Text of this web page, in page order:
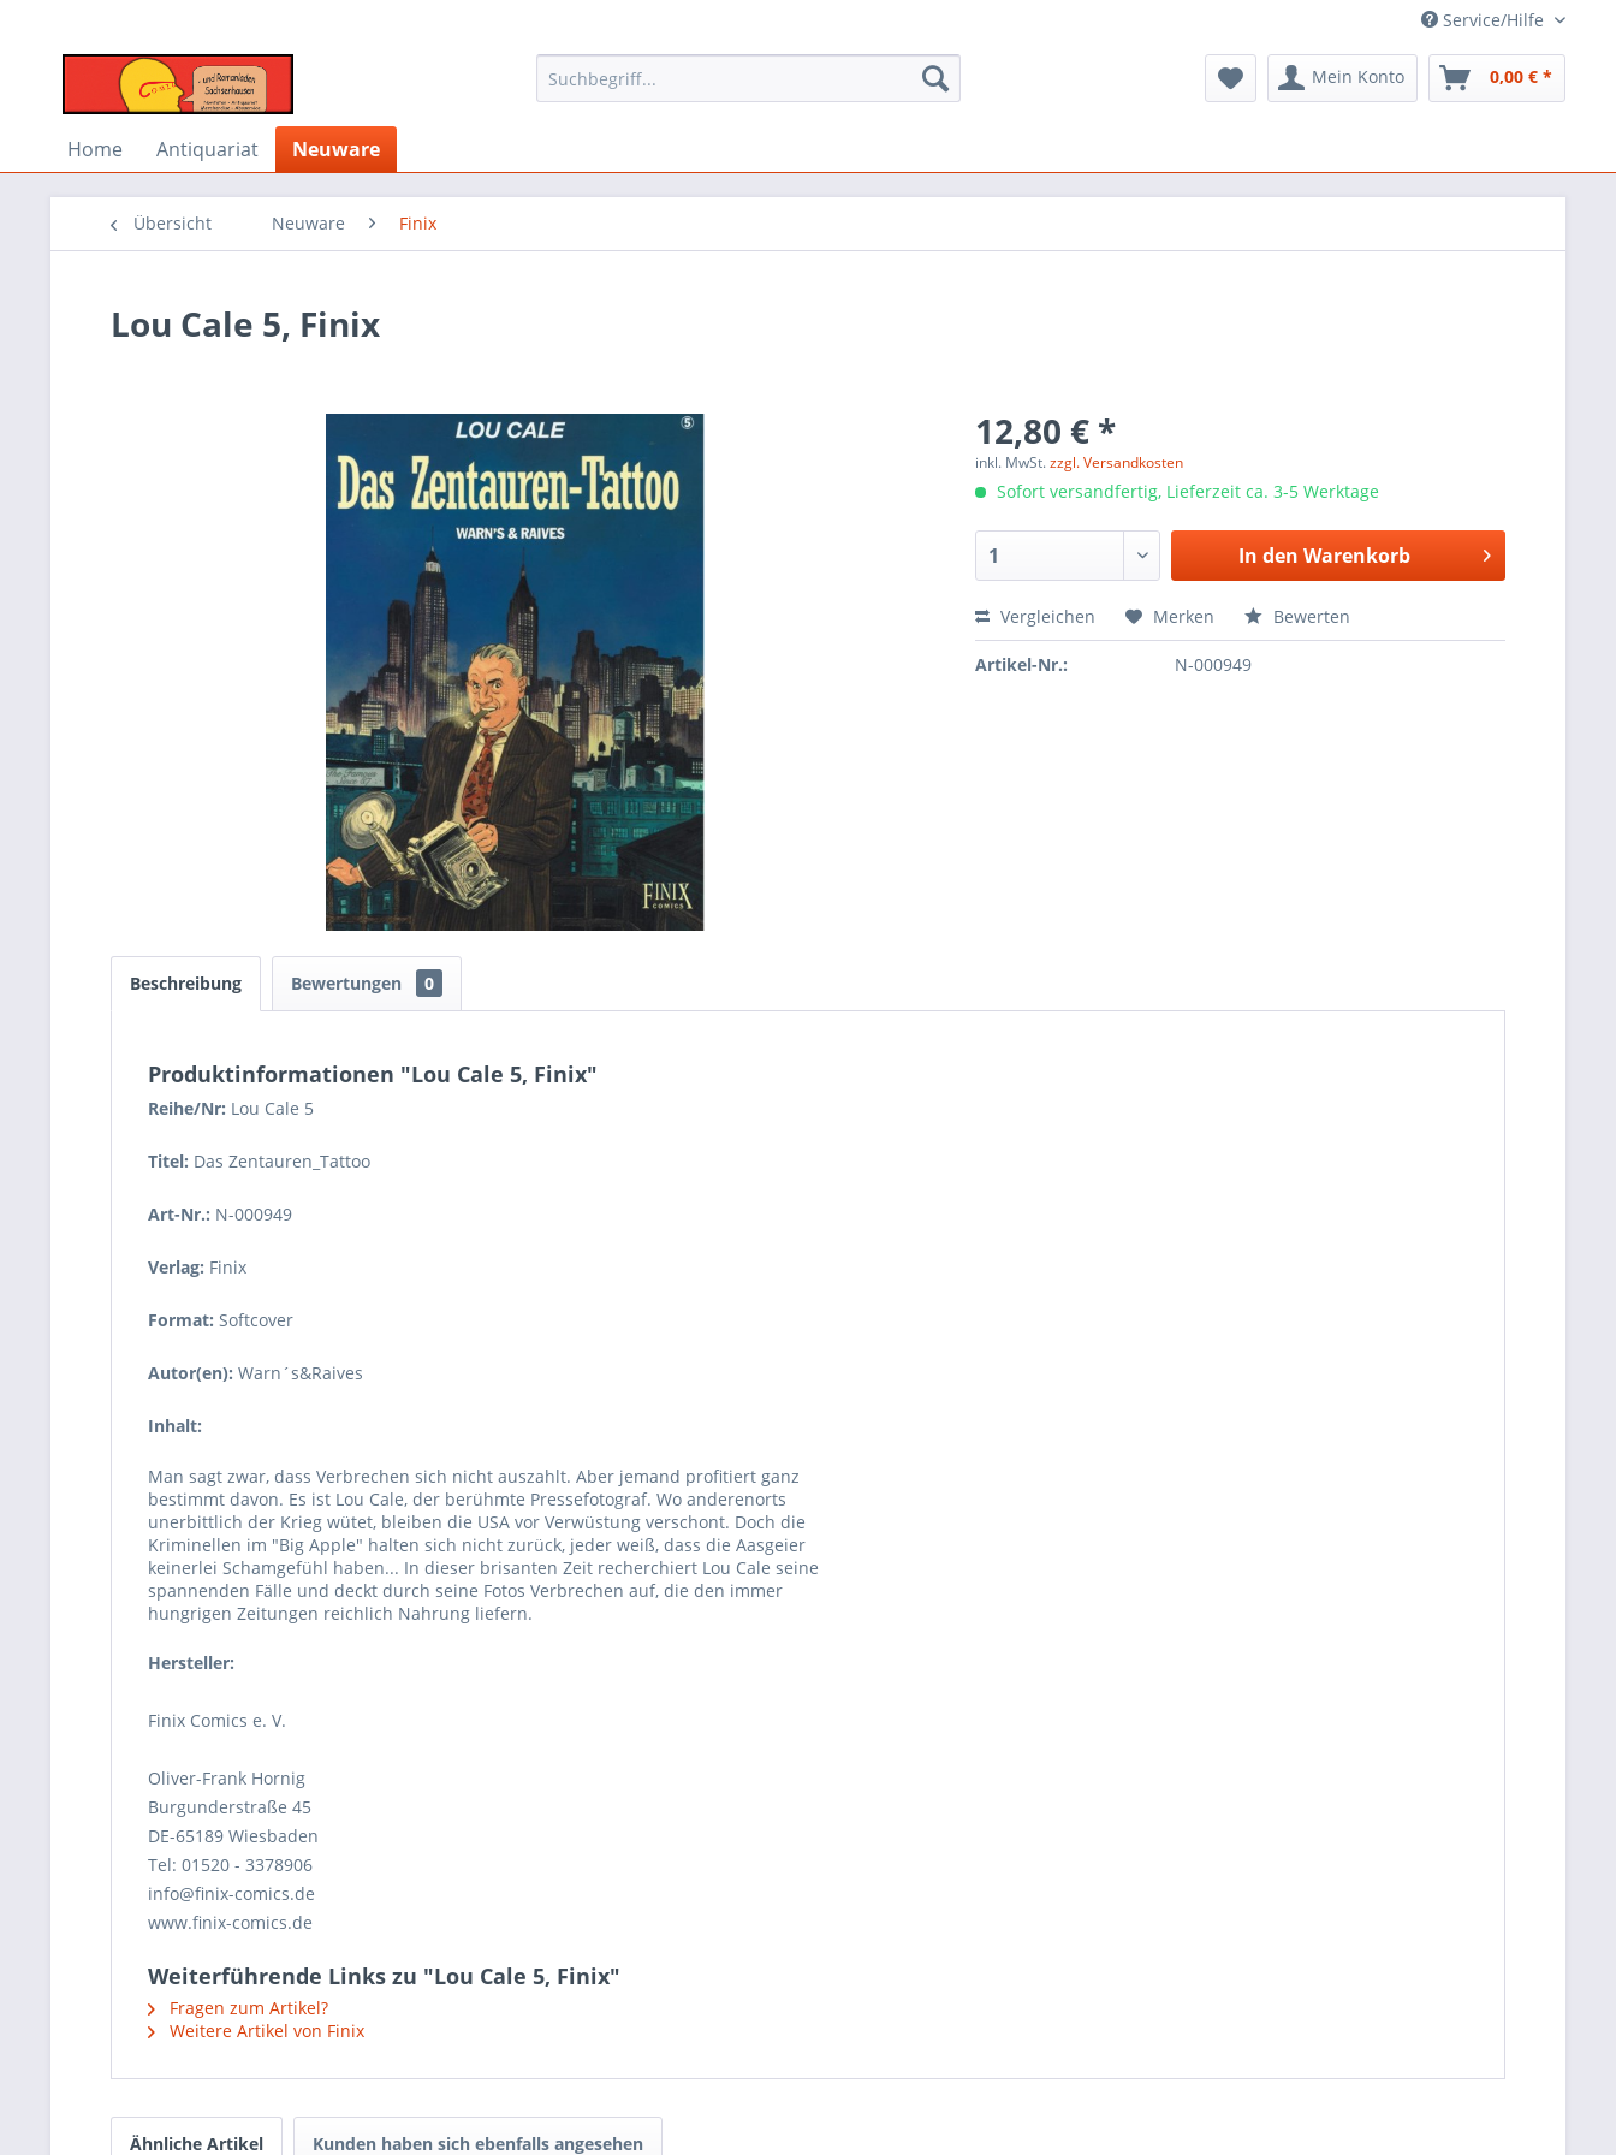
Service/Hilfe
Mein Konto 0,00 € *
Home Antiquariat Neuware
Übersicht Neuware Finix
Lou Cale 5, Finix
12,80 € *
inkl. MwSt.zzgl. Versandkosten
Sofort versandfertig, Lieferzeit ca. 3-5 Werktage
In den Warenkorb
Vergleichen Merken Bewerten
Artikel-Nr.: N-000949
Beschreibung Bewertungen 0
Produktinformationen "Lou Cale 5, Finix"
Reihe/Nr: Lou Cale 5
Titel: Das Zentauren_Tattoo
Art-Nr.: N-000949
Verlag: Finix
Format: Softcover
Autor(en): Warn´s&Raives
Inhalt:
Man sagt zwar, dass Verbrechen sich nicht auszahlt. Aber jemand profitiert ganz
bestimmt davon. Es ist Lou Cale, der berühmte Pressefotograf. Wo anderenorts
unerbittlich der Krieg wütet, bleiben die USA vor Verwüstung verschont. Doch die
Kriminellen im "Big Apple" halten sich nicht zurück, jeder weiß, dass die Aasgeier
keinerlei Schamgefühl haben... In dieser brisanten Zeit recherchiert Lou Cale seine
spannenden Fälle und deckt durch seine Fotos Verbrechen auf, die den immer
hungrigen Zeitungen reichlich Nahrung liefern.
Hersteller:
Finix Comics e. V.
Oliver-Frank Hornig
Burgunderstraße 45
DE-65189 Wiesbaden
Tel: 01520 - 3378906
info@finix-comics.de
www.finix-comics.de
Weiterführende Links zu "Lou Cale 5, Finix"
Fragen zum Artikel?
Weitere Artikel von Finix
Ähnliche Artikel Kunden haben sich ebenfalls angesehen